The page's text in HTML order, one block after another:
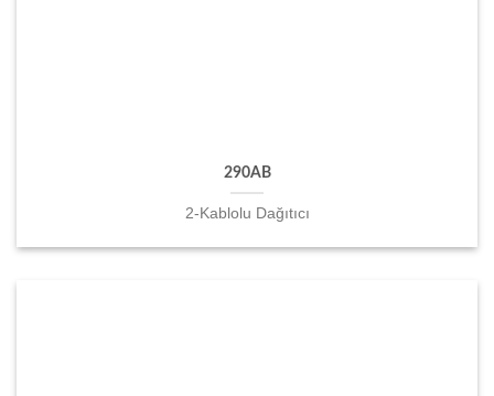
290AB
2-Kablolu Dağıtıcı